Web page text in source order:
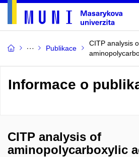
Publikace
CITP analysis
Informace o
CITP analysis of
aminopolycarboxylic